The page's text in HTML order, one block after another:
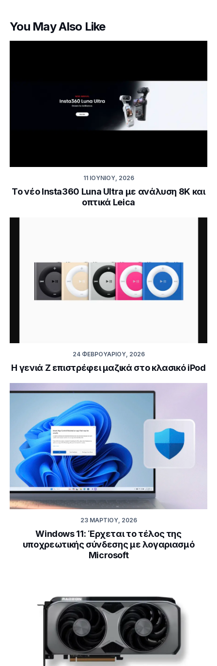
You May Also Like
11 ΙΟΥΝΊΟΥ, 2026
Το νέο Insta360 Luna Ultra με ανάλυση 8K και
οπτικά Leica
24 ΦΕΒΡΟΥΑΡΊΟΥ, 2026
H γενιά Z επιστρέφει μαζικά στο κλασικό iPod
23 ΜΑΡΤΊΟΥ, 2026
Windows 11: Έρχεται το τέλος της
υποχρεωτικής σύνδεσης με λογαριασμό
Microsoft